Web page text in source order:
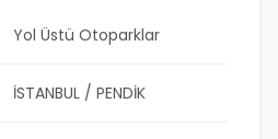
Yol Üstü Otoparklar
İSTANBUL / PENDİK